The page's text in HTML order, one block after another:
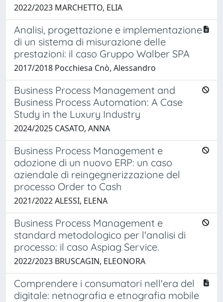
2022/2023 MARCHETTO, ELIA
Analisi, progettazione e implementazione
di un sistema di misurazione delle
prestazioni: il caso Gruppo Walber SPA
2017/2018 Pocchiesa Cnò, Alessandro
Business Process Management and
Business Process Automation: A Case
Study in the Luxury Industry
2024/2025 CASATO, ANNA
Business Process Management e
adozione di un nuovo ERP: un caso
aziendale di reingegnerizzazione del
processo Order to Cash
2021/2022 ALESSI, ELENA
Business Process Management e
standard metodologico per l'analisi di
processo: il caso Aspiag Service.
2022/2023 BRUSCAGIN, ELEONORA
Comprendere i consumatori nell'era del
digitale: netnografia e etnografia mobile